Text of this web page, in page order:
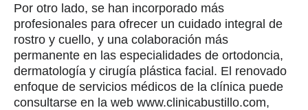
Por otro lado, se han incorporado más
profesionales para ofrecer un cuidado integral de
rostro y cuello, y una colaboración más
permanente en las especialidades de ortodoncia,
dermatología y cirugía plástica facial. El renovado
enfoque de servicios médicos de la clínica puede
consultarse en la web www.clinicabustillo.com,